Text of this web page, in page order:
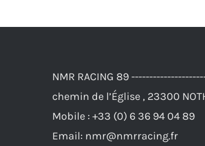
NMR RACING 89
chemin de l’Église , 23300
Mobile : +33 (0) 6 36 94 04 89
Email: nmr@nmrracing.fr